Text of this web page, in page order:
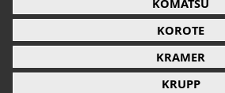
KOMATSU
KOROTE
KRAMER
KRUPP